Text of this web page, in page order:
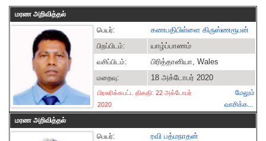
மரண அறிவித்தல்
பெயர்:
கணபதிபிள்ளை கிருஸ்ணரூபன்
பிறப்பிடம்: யாழ்ப்பாணம்
வசிப்பிடம்: பிரித்தானியா, Wales
மறைவு: 18 அக்டோபர் 2020
பிரசுரிக்கபட்ட திகதி: 22 அக்டோபர்
2020
மேலும்
வாசிக்க...
மரண அறிவித்தல்
பெயர்:
ரவி பத்மநாதன்